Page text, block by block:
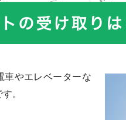
車やエレベーターな
。